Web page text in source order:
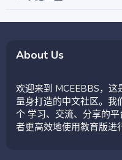
About Us
欢迎来到 MCEEBBS，这
量身打造的中文社区。我
个 学习、交流、分享的
者更高效地使用教育版进